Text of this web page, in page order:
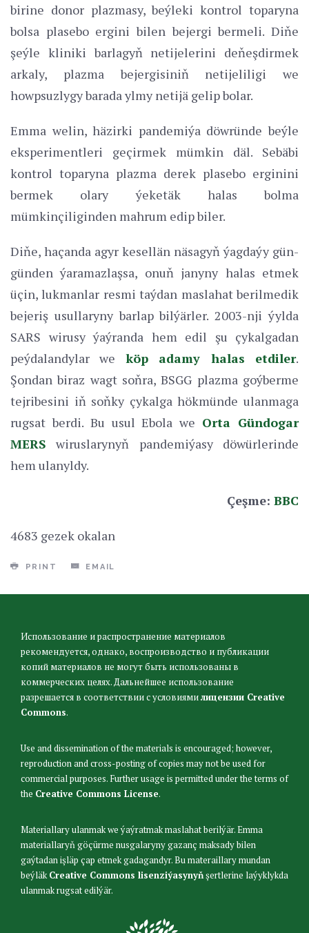
birine donor plazmasy, beýleki kontrol toparyna
bolsa plasebo ergini bilen bejergi bermeli. Diňe
şeýle kliniki barlagyň netijelerini deňeşdirmek
arkaly, plazma bejergisiniň netijeliligi we
howpsuzlygy barada ylmy netijä gelip bolar.
Emma welin, häzirki pandemiýa döwründe beýle
eksperimentleri geçirmek mümkin däl. Sebäbi
kontrol toparyna plazma derek plasebo erginini
bermek olary ýeketäk halas bolma
mümkinçiliginden mahrum edip biler.
Diňe, haçanda agyr kesellän näsagyň ýagdaýy gün-
günden ýaramazlaşsa, onuň janyny halas etmek
üçin, lukmanlar resmi taýdan maslahat berilmedik
bejeriş usullaryny barlap bilýärler. 2003-nji ýylda
SARS wirusy ýaýranda hem edil şu çykalgadan
peýdalandylar we köp adamy halas etdiler.
Şondan biraz wagt soňra, BSGG plazma goýberme
tejribesini iň soňky çykalga hökmünde ulanmaga
rugsat berdi. Bu usul Ebola we Orta Gündogar
MERS wiruslarynyň pandemiýasy döwürlerinde
hem ulanyldy.
Çeşme: BBC
4683 gezek okalan
PRINT EMAIL
Использование и распространение материалов
рекомендуется, однако, воспроизводство и публикации
копий материалов не могут быть использованы в
коммерческих целях. Дальнейшее использование
разрешается в соответствии с условиямилицензии Creative
Commons.
Use and dissemination of the materials is encouraged; however,
reproduction and cross-posting of copies may not be used for
commercial purposes. Further usage is permitted under the terms of
the Creative Commons License.
Materiallary ulanmak we ýaýratmak maslahat berilýär. Emma
materiallaryň göçürme nusgalaryny gazanç maksady bilen
gaýtadan işläp çap etmek gadagandyr. Bu materaillary mundan
beýläkCreative Commons lisenziýasynyňşertlerine laýyklykda
ulanmak rugsat edilýär.